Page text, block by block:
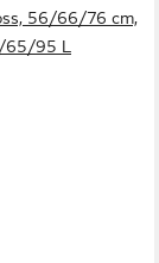
56/66/76 cm,
65/95 L